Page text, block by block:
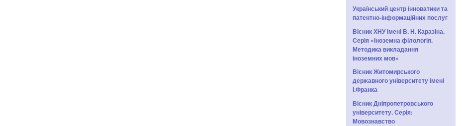
Український центр інноватики та
патентно-інформаційних послуг
Вісник ХНУ імені В. Н. Каразіна.
Серія «Іноземна філологія.
Методика викладання
іноземних мов»
Вісник Житомирського
державного університету імені
І.Франка
Вісник Дніпропетровського
університету. Серія:
Мовознавство